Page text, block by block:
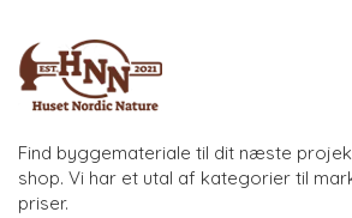
Find byggemateriale til dit næste
shop. Vi har et utal af kategorier til
priser.